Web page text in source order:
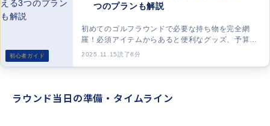
初心者ガイド
つのプランも解説
初めてのゴルフラウンドで必要な持ち物を完全網
羅！必須アイテムからあると便利なグッズ、予算や
スタイルに合わせて賢くお得に揃える3つのプラン
2025.11.15読了6分
ラウンド当日の準備・タイムライン